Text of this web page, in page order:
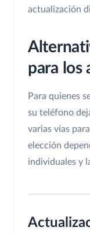
actualización
para los
Para quienes
su teléfono
varias vías
elección
individuales y